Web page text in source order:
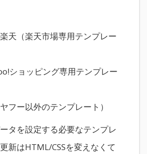
天（楽天市場専用テンプレー
ショッピング専用テンプレー
フー以外のテンプレート）
タを設定する必要なテンプレ
新はHTML/CSSを変えなくて